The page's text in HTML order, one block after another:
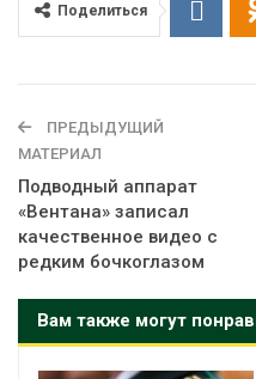
Поделиться
ПРЕДЫДУЩИЙ
МАТЕРИАЛ
Подводный аппарат
«Вентана» записал
качественное видео с
редким бочкоглазом
Вам также могут